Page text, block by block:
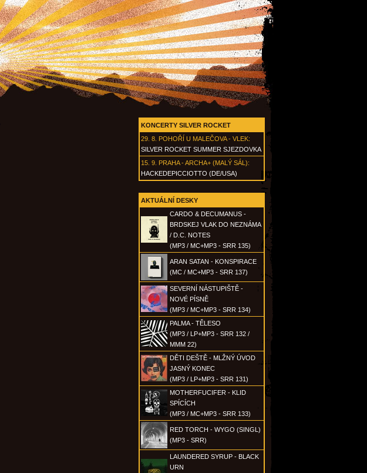
KONCERTY SILVER ROCKET
29. 8. POHOŘÍ U MALEČOVA - VLEK:
SILVER ROCKET SUMMER SJEZDOVKA
15. 9. PRAHA - ARCHA+ (MALÝ SÁL):
HACKEDEPICCIOTTO (DE/USA)
AKTUÁLNÍ DESKY
CARDO & DECUMANUS -
BRDSKEJ VLAK DO NEZNÁMA
/ D.C. NOTES
(MP3 / MC+MP3 - SRR 135)
ARAN SATAN - KONSPIRACE
(MC / MC+MP3 - SRR 137)
SEVERNÍ NÁSTUPIŠTĚ -
NOVÉ PÍSNĚ
(MP3 / MC+MP3 - SRR 134)
PALMA - TĚLESO
(MP3 / LP+MP3 - SRR 132 /
MMM 22)
DĚTI DEŠTĚ - MLŽNÝ ÚVOD
JASNÝ KONEC
(MP3 / LP+MP3 - SRR 131)
MOTHERFUCIFER - KLID
SPÍCÍCH
(MP3 / MC+MP3 - SRR 133)
RED TORCH - WYGO (SINGL)
(MP3 - SRR)
LAUNDERED SYRUP - BLACK
URN